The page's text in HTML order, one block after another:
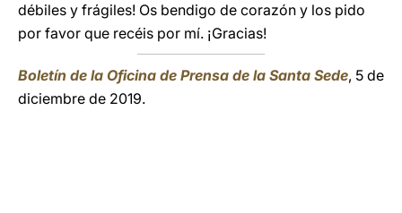
débiles y frágiles! Os bendigo de corazón y los pido
por favor que recéis por mí. ¡Gracias!
Boletín de la Oficina de Prensa de la Santa Sede, 5 de
diciembre de 2019.